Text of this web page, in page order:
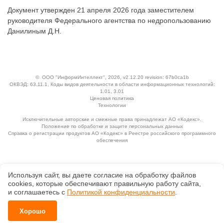
Документ утвержден 21 апреля 2026 года заместителем
руководителя Федерального агентства по недропользованию
Данилиным Д.Н.
© ООО "ИнформИнтеллект" , 2026, v2.12.20 revision: 67b0ca1b
ОКВЭД: 63.11.1, Коды видов деятельности в области информационных технологий:
1.01, 3.01
Ценовая политика
Технологии
Исключительные авторские и смежные права принадлежат АО «Кодекс».
Положение по обработке и защите персональных данных
Справка о регистрации продуктов АО «Кодекс» в Реестре российского программного
обеспечения
Используя сайт, вы даете согласие на обработку файлов
сооkiеs, которые обеспечивают правильную работу сайта,
и соглашаетесь с Политикой конфиденциальности
Хорошо